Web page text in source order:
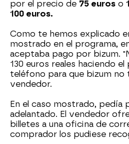
por el precio de 75 euros o
100 euros.
Como te hemos explicado
mostrado en el programa,
aceptaba pago por bizum.
130 euros reales haciendo
teléfono para que bizum no
vendedor.
En el caso mostrado, pedía
adelantado. El vendedor
billetes a una oficina de
comprador los pudiese